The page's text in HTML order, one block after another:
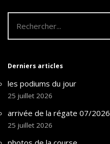
Derniers articles
les podiums du jour
25 juillet 2026
arrivée de la régate 07/2026
25 juillet 2026